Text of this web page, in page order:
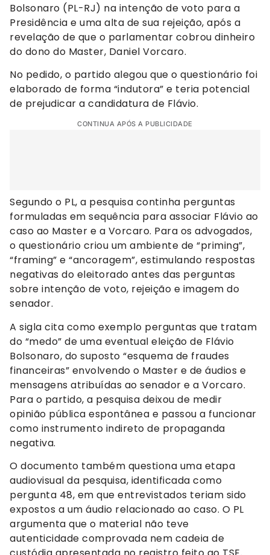
Bolsonaro (PL-RJ) na intenção de voto para a
Presidência e uma alta de sua rejeição, após a
revelação de que o parlamentar cobrou dinheiro
do dono do Master, Daniel Vorcaro.
No pedido, o partido alegou que o questionário foi
elaborado de forma “indutora” e teria potencial
de prejudicar a candidatura de Flávio.
CONTINUA APÓS A PUBLICIDADE
Segundo o PL, a pesquisa continha perguntas
formuladas em sequência para associar Flávio ao
caso ao Master e a Vorcaro. Para os advogados,
o questionário criou um ambiente de “priming”,
“framing” e “ancoragem”, estimulando respostas
negativas do eleitorado antes das perguntas
sobre intenção de voto, rejeição e imagem do
senador.
A sigla cita como exemplo perguntas que tratam
do “medo” de uma eventual eleição de Flávio
Bolsonaro, do suposto “esquema de fraudes
financeiras” envolvendo o Master e de áudios e
mensagens atribuídas ao senador e a Vorcaro.
Para o partido, a pesquisa deixou de medir
opinião pública espontânea e passou a funcionar
como instrumento indireto de propaganda
negativa.
O documento também questiona uma etapa
audiovisual da pesquisa, identificada como
pergunta 48, em que entrevistados teriam sido
expostos a um áudio relacionado ao caso. O PL
argumenta que o material não teve
autenticidade comprovada nem cadeia de